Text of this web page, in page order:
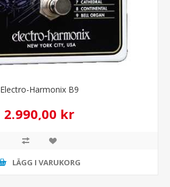
Electro-Harmonix B9
2.990,00 kr
LÄGG I VARUKORG